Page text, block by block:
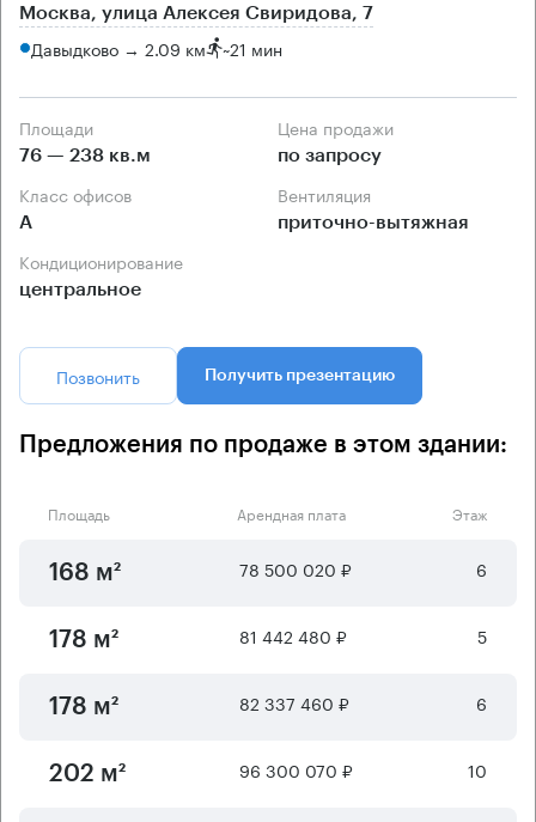
Москва, улица Алексея Свиридова, 7
Давыдково → 2.09 км ~21 мин
Площади
76 — 238 кв.м
Цена продажи
по запросу
Класс офисов
А
Вентиляция
приточно-вытяжная
Кондиционирование
центральное
Позвонить Получить презентацию
Предложения по продаже в этом здании:
Площадь Арендная плата Этаж
168 м² 78 500 020 ₽ 6
178 м² 81 442 480 ₽ 5
178 м² 82 337 460 ₽ 6
202 м² 96 300 070 ₽ 10